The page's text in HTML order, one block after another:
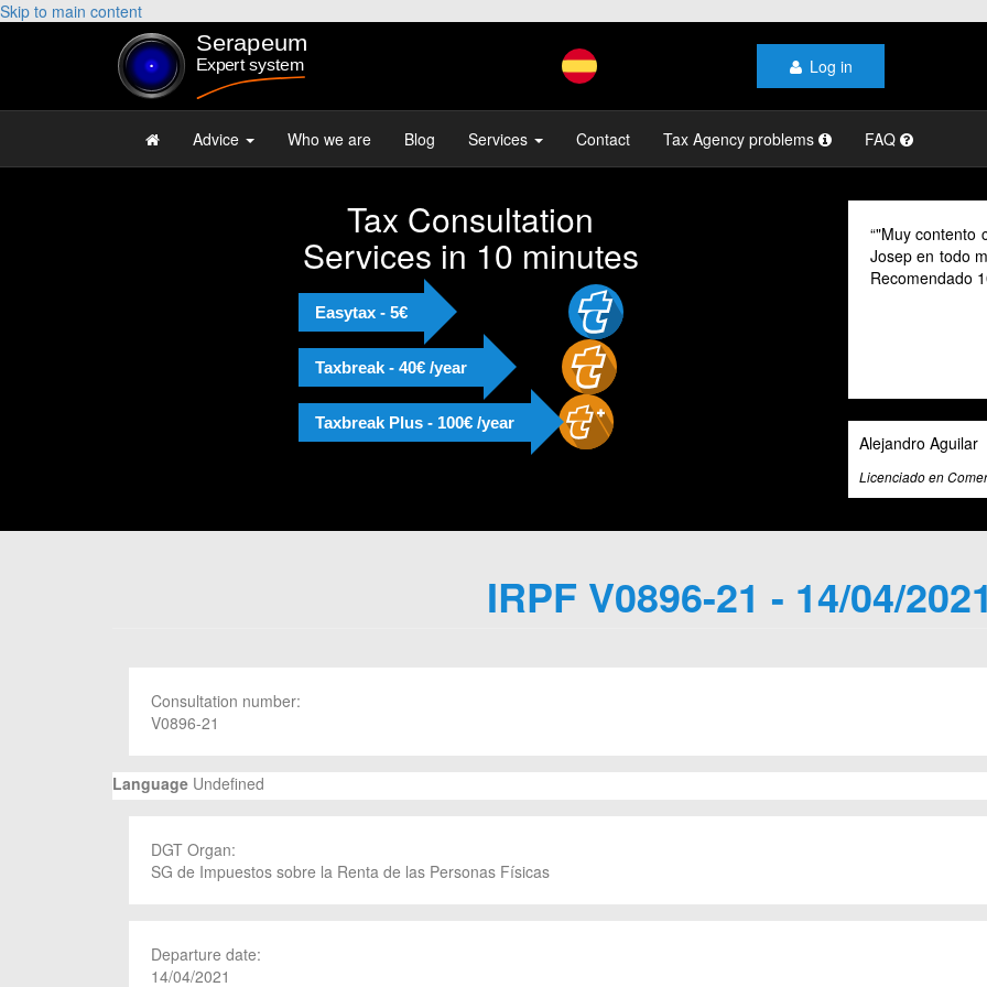
Skip to main content
Log in
Advice Who we are Blog Services Contact Tax Agency problems FAQ
Tax Consultation
Services in 10 minutes
Easytax - 5€
Taxbreak - 40€ /year
Taxbreak Plus - 100€ /year
"Muy contento con el
Josep en todo momento, mi
Recomendado 100% "
Alejandro Aguilar
Licenciado en Comercio Internacional
IRPF V0896-21 - 14/04/
Consultation number:
V0896-21
Language Undefined
DGT Organ:
SG de Impuestos sobre la Renta de las Personas Físicas
Departure date:
14/04/2021